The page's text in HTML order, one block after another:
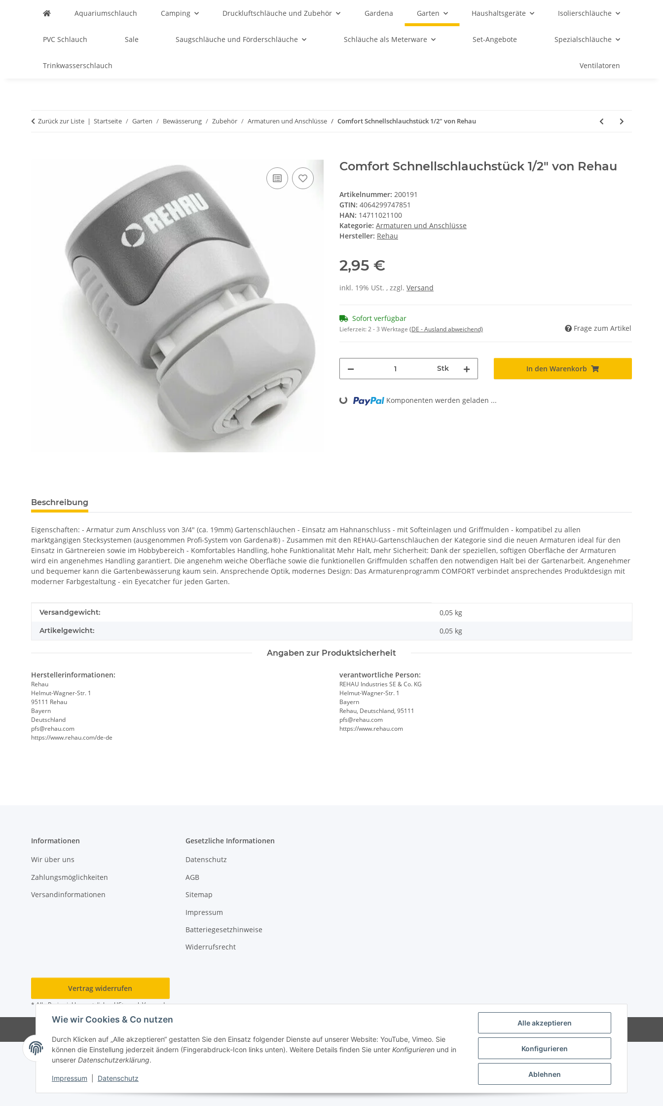
Alle akzeptieren
Konfigurieren
Ablehnen
Wie wir Cookies & Co nutzen
Durch Klicken auf „Alle akzeptieren“ gestatten Sie den Einsatz folgender Dienste auf unserer Website: YouTube, Vimeo. Sie
können die Einstellung jederzeit ändern (Fingerabdruck-Icon links unten). Weitere Details finden Sie unter Konfigurieren und in
unserer Datenschutzerklärung.
Impressum Datenschutz
Aquariumschlauch Camping Druckluftschläuche und Zubehör Gardena Garten Haushaltsgeräte Isolierschläuche
PVC Schlauch Sale Saugschläuche und Förderschläuche Schläuche als Meterware Set-Angebote Spezialschläuche
Trinkwasserschlauch Ventilatoren
Zurück zur Liste Startseite Garten Bewässerung Zubehör Armaturen und Anschlüsse Comfort Schnellschlauchstück 1/2" von Rehau
Comfort Schnellschlauchstück 1/2" von Rehau
Artikelnummer: 200191
GTIN: 4064299747851
HAN: 14711021100
Kategorie: Armaturen und Anschlüsse
Hersteller: Rehau
2,95 €
inkl. 19% USt. , zzgl. Versand
Sofort verfügbar
Lieferzeit:2 - 3 Werktage (DE - Ausland abweichend) Frage zum Artikel
Stk In den Warenkorb
Loading... Komponenten werden geladen ...
Beschreibung
Eigenschaften: - Armatur zum Anschluss von 3/4" (ca. 19mm) Gartenschläuchen - Einsatz am Hahnanschluss - mit Softeinlagen und Griffmulden - kompatibel zu allen
marktgängigen Stecksystemen (ausgenommen Profi-System von Gardena®) - Zusammen mit den REHAU-Gartenschläuchen der Kategorie sind die neuen Armaturen ideal für den
Einsatz in Gärtnereien sowie im Hobbybereich - Komfortables Handling, hohe Funktionalität Mehr Halt, mehr Sicherheit: Dank der speziellen, softigen Oberfläche der Armaturen
wird ein angenehmes Handling garantiert. Die angenehm weiche Oberfläche sowie die funktionellen Griffmulden schaffen den notwendigen Halt bei der Gartenarbeit. Angenehmer
und bequemer kann die Gartenbewässerung kaum sein. Ansprechende Optik, modernes Design: Das Armaturenprogramm COMFORT verbindet ansprechendes Produktdesign mit
moderner Farbgestaltung - ein Eyecatcher für jeden Garten.
Produkteigenschaft
Wert
Versandgewicht: 0,05 kg
Artikelgewicht: 0,05 kg
Angaben zur Produktsicherheit
Herstellerinformationen:
Rehau
Helmut-Wagner-Str. 1
95111 Rehau
Bayern
Deutschland
pfs@rehau.com
https://www.rehau.com/de-de
verantwortliche Person:
REHAU Industries SE & Co. KG
Helmut-Wagner-Str. 1
Bayern
Rehau, Deutschland, 95111
pfs@rehau.com
https://www.rehau.com
Informationen
Wir über uns
Zahlungsmöglichkeiten
Versandinformationen
Gesetzliche Informationen
Datenschutz
AGB
Sitemap
Impressum
Batteriegesetzhinweise
Widerrufsrecht
Vertrag widerrufen
* Alle Preise inkl. gesetzlicher USt., zzgl.Versand